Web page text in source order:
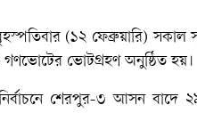
(১২ ফেব্রুয়ারি) সকাল
গণভোটের ভোটগ্রহণ অনুষ্ঠিত হয়।
শেরপুর-৩ আসন বাদে